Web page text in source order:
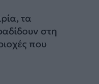
τα
στη
που